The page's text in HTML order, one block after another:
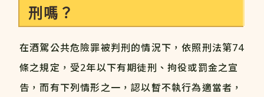
刑嗎？
在酒駕公共危險罪被判刑的情況下，依照刑法第74
條之規定，受2年以下有期徒刑、拘役或罰金之宣
告，而有下列情形之一，認以暫不執行為適當者，